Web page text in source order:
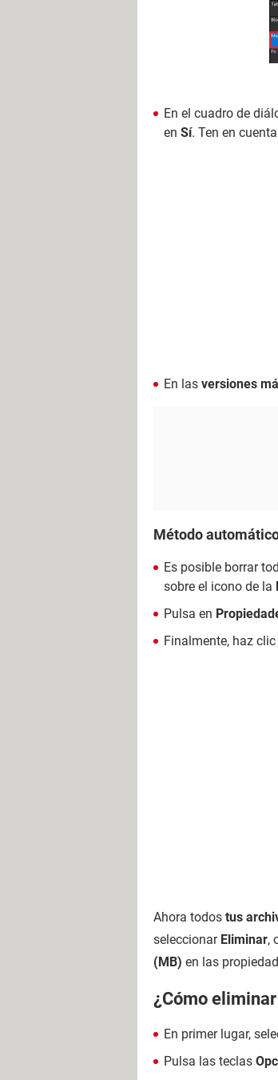
En el cuadro de
en Sí. Ten en
En las versiones
Método
Es posible borrar
sobre el icono de la
Pulsa en
Finalmente, haz clic
Ahora todos tus
seleccionar Eliminar,
(MB) en las
¿Cómo
En primer lugar,
Pulsa las teclas